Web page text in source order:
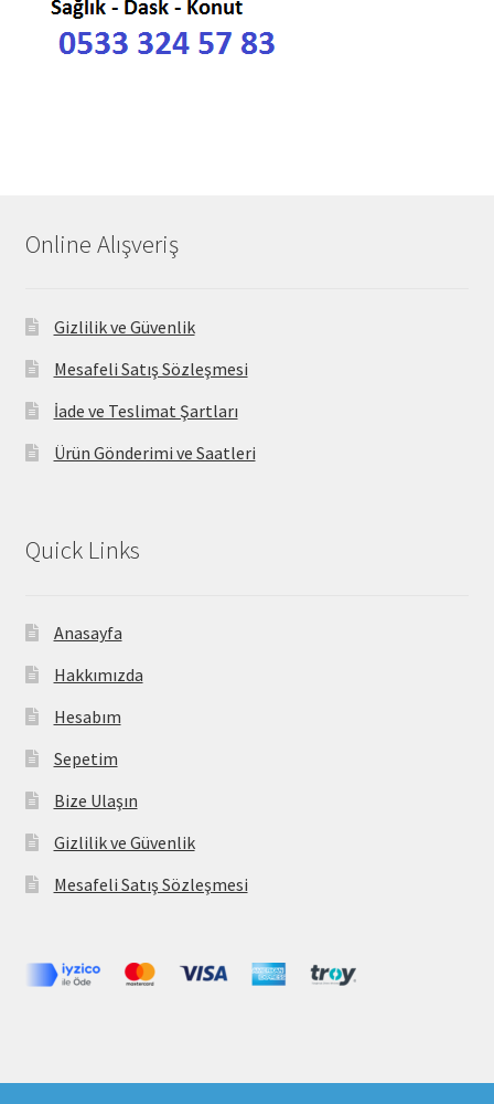
Online Alışveriş
Gizlilik ve Güvenlik
Mesafeli Satış Sözleşmesi
İade ve Teslimat Şartları
Ürün Gönderimi ve Saatleri
Quick Links
Anasayfa
Hakkımızda
Hesabım
Sepetim
Bize Ulaşın
Gizlilik ve Güvenlik
Mesafeli Satış Sözleşmesi